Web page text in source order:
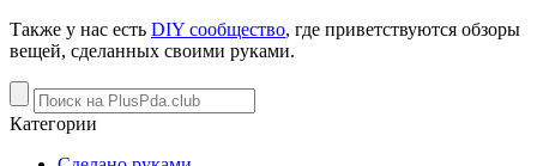
Также у нас есть DIY сообщество, где приветствуются обзоры
вещей, сделанных своими руками.
Категории